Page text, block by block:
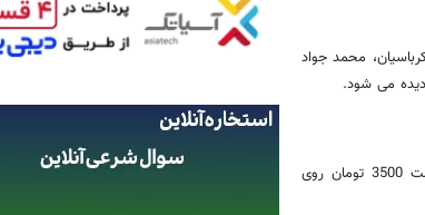
محمد جواد
می شود.
اسحاق جهانگیری مدیرمسئولی ماهنامه صنعت و توسعه را بر عهده داشته و این مجله با قیمت 3500 تومان روی